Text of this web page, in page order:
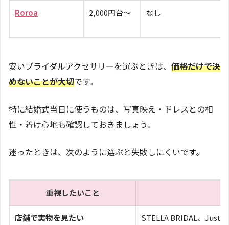
Roroa 2,000円台〜 なし
安いブライダルアクセサリーを選ぶときは、 価格だけで決
めないことが大切です。
特に結婚式当日に使うものは、写真映え・ドレスとの相
性・着け心地も確認しておきましょう。
迷ったときは、次のように選ぶと失敗しにくいです。
重視したいこと
店舗で実物を見たい STELLA BRIDAL、Just